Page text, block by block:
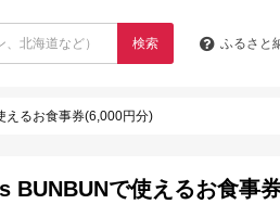
検索 ふるさと
えるお食事券(6,000円分)
で使えるお食事